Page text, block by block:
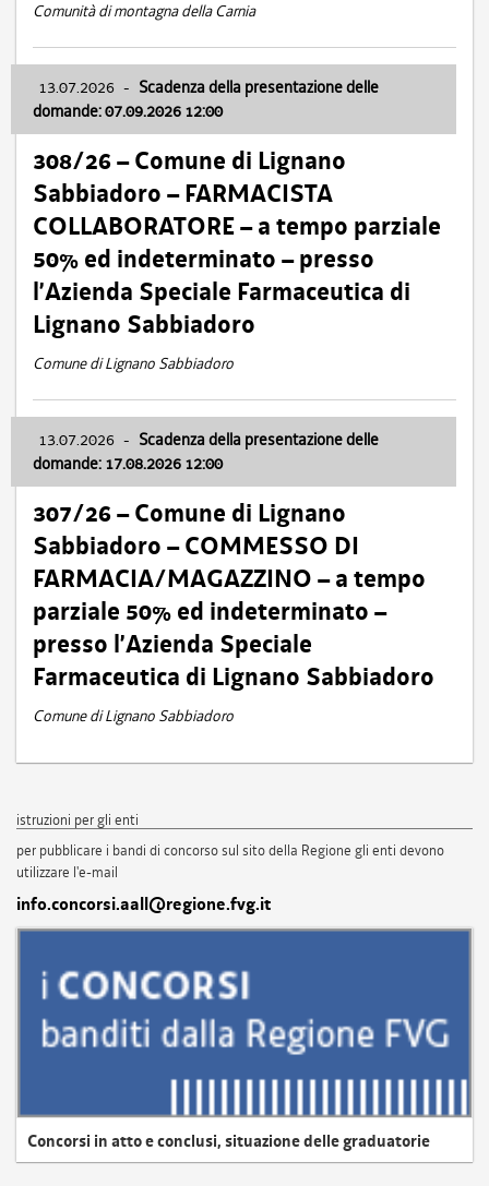
Comunità di montagna della Carnia
13.07.2026 - Scadenza della presentazione delle
domande: 07.09.2026 12:00
308/26 – Comune di Lignano
Sabbiadoro – FARMACISTA
COLLABORATORE – a tempo parziale
50% ed indeterminato – presso
l’Azienda Speciale Farmaceutica di
Lignano Sabbiadoro
Comune di Lignano Sabbiadoro
13.07.2026 - Scadenza della presentazione delle
domande: 17.08.2026 12:00
307/26 – Comune di Lignano
Sabbiadoro – COMMESSO DI
FARMACIA/MAGAZZINO – a tempo
parziale 50% ed indeterminato –
presso l’Azienda Speciale
Farmaceutica di Lignano Sabbiadoro
Comune di Lignano Sabbiadoro
istruzioni per gli enti
per pubblicare i bandi di concorso sul sito della Regione gli enti devono
utilizzare l'e-mail
info.concorsi.aall@regione.fvg.it
Concorsi in atto e conclusi, situazione delle graduatorie